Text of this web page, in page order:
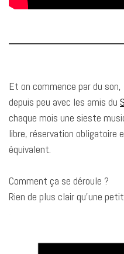
Et on commence par du
depuis peu avec les amis du
chaque mois une sieste
libre, réservation obligatoire
équivalent.
Comment ça se déroule ?
Rien de plus clair qu’une